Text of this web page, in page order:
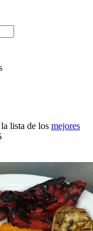
lista de los mejores